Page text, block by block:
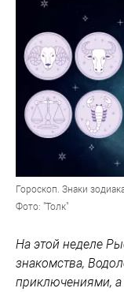
Гороскоп. Знаки
Фото: "Толк"
На этой неделе
знакомства,
приключениями, а